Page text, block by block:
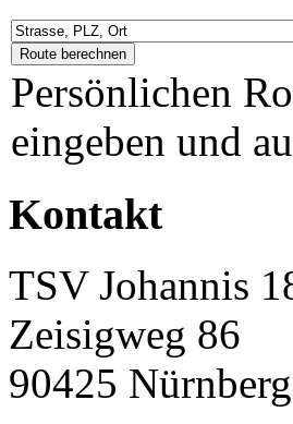
Persönlichen
eingeben und
Kontakt
TSV Johannis
Zeisigweg 86
90425 Nürnberg